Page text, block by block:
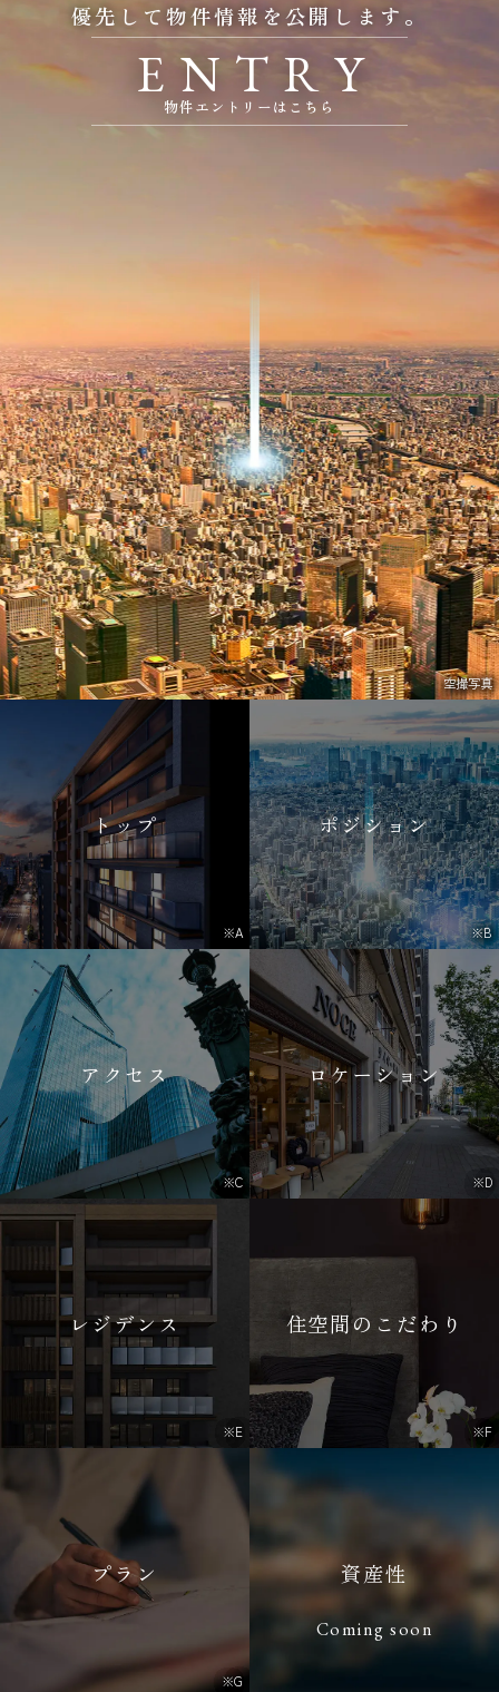
空撮写真
優先して物件情報を公開します。
E N T R Y
物件エントリーはこちら
トップ
※A
ポジション
※B
アクセス
※C
ロケーション
※D
レジデンス
※E
住空間のこだわり
※F
プラン
※G
資産性
Coming soon